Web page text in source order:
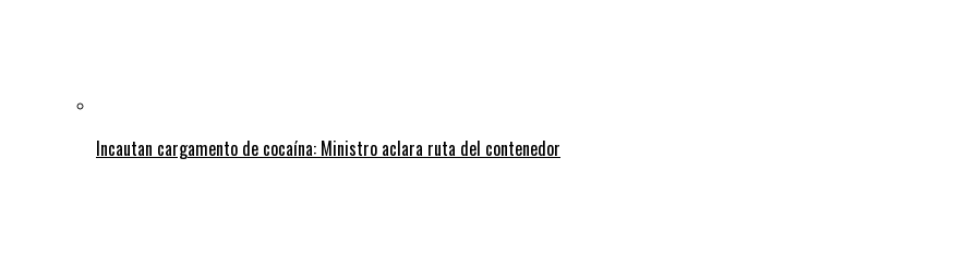
Incautan cargamento de cocaína: Ministro aclara ruta del contenedor